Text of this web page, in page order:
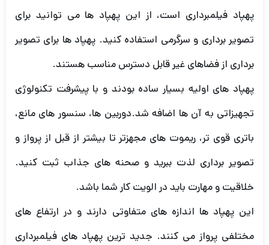
پهپاد فیلمبرداری است، از این پهپاد ها می توانید برای
تصویر برداری و سرگرمی استفاده کنید. پهپاد ها برای تصویر
برداری از فضاهای غیر قابل دسترس مناسب هستند.
پهپاد های اولیه بسیار ساده بودند و با پیشرفت تکنولوژی
تجهیزاتی به آن ها اضافه شد.دوربین ها، سنسور های مانع،
باتری قوی تر، ریموت های مجهزتر تا بیشتر از قبل از پرواز و
تصویر برداری لذت ببرید و صحنه های جذاب ثبت کنید.
خلاقیت و مهارت باید در الویت کار شما باشد.
این پهپاد ها اندازه های متفاوتی دارند و در ارتفاع های
مختلفی پرواز می کنند. جدید ترین پهپاد های فیلمبرداری